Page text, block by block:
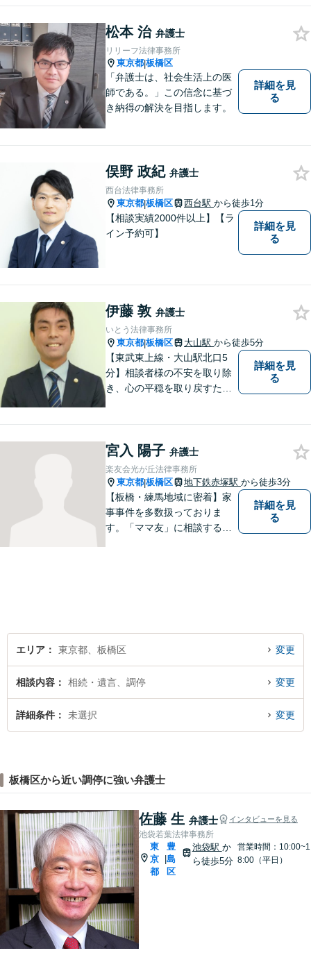
脚で解決へ向けて尽力いたし
ます。まずはお気軽にご相談
ください。
松本 治 弁護士
リリーフ法律事務所
東京都|板橋区
「弁護士は、社会生活上の医
師である。」この信念に基づ
き納得の解決を目指します。
詳細を見
る
俣野 政紀 弁護士
西台法律事務所
東京都|板橋区 西台駅 から徒歩1分
【相談実績2000件以上】【ラ
イン予約可】
詳細を見
る
伊藤 敦 弁護士
いとう法律事務所
東京都|板橋区 大山駅 から徒歩5分
【東武東上線・大山駅北口5
分】相談者様の不安を取り除
き、心の平穏を取り戻すため
の実務経験を有し、不動産登
記・商業登記といった登記業
務にも精通【宅建資格保有】
詳細を見
る
宮入 陽子 弁護士
楽友会光が丘法律事務所
東京都|板橋区 地下鉄赤塚駅 から徒歩3分
【板橋・練馬地域に密着】家
事事件を多数扱っておりま
す。「ママ友」に相談するよ
詳細を見
る
エリア 東京都、板橋区 変更
相談内容 相続・遺言、調停 変更
詳細条件 未選択 変更
板橋区から近い調停に強い弁護士
佐藤 生 弁護士 インタビューを見る
池袋若葉法律事務所
東
京
都
豊
島
区
池袋駅 か
ら徒歩5分
営業時間：10:00~1
8:00（平日）